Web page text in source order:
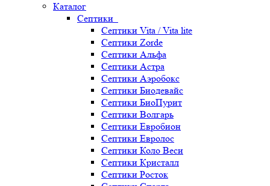
Каталог
Септики
Септики Vita / Vita lite
Септики Zorde
Септики Альфа
Септики Астра
Септики Аэробокс
Септики Биодевайс
Септики БиоПурит
Септики Волгарь
Септики Евробион
Септики Евролос
Септики Коло Веси
Септики Кристалл
Септики Росток